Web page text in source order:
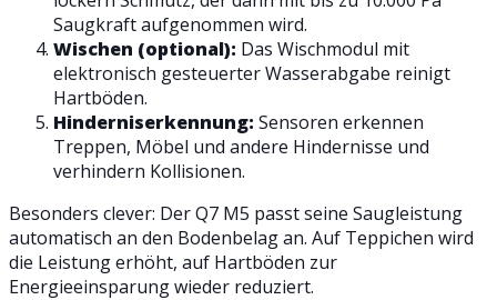
Saugkraft aufgenommen wird.
Wischen (optional): Das Wischmodul mit
elektronisch gesteuerter Wasserabgabe reinigt
Hartböden.
Hinderniserkennung: Sensoren erkennen
Treppen, Möbel und andere Hindernisse und
verhindern Kollisionen.
Besonders clever: Der Q7 M5 passt seine Saugleistung
automatisch an den Bodenbelag an. Auf Teppichen wird
die Leistung erhöht, auf Hartböden zur
Energieeinsparung wieder reduziert.